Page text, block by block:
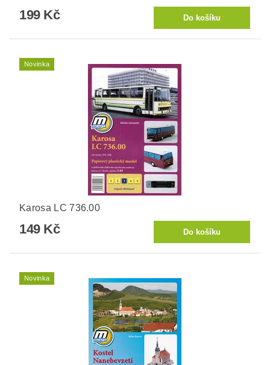
199 Kč
Novinka
Karosa LC 736.00
149 Kč
Novinka